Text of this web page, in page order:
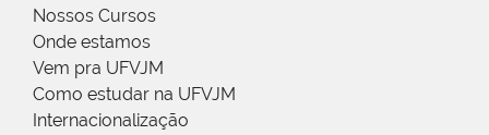
Nossos Cursos
Onde estamos
Vem pra UFVJM
Como estudar na UFVJM
Internacionalização